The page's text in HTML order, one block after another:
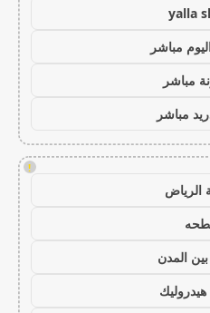
yalla
مباشر
مباشر
مباشر
!
المدن